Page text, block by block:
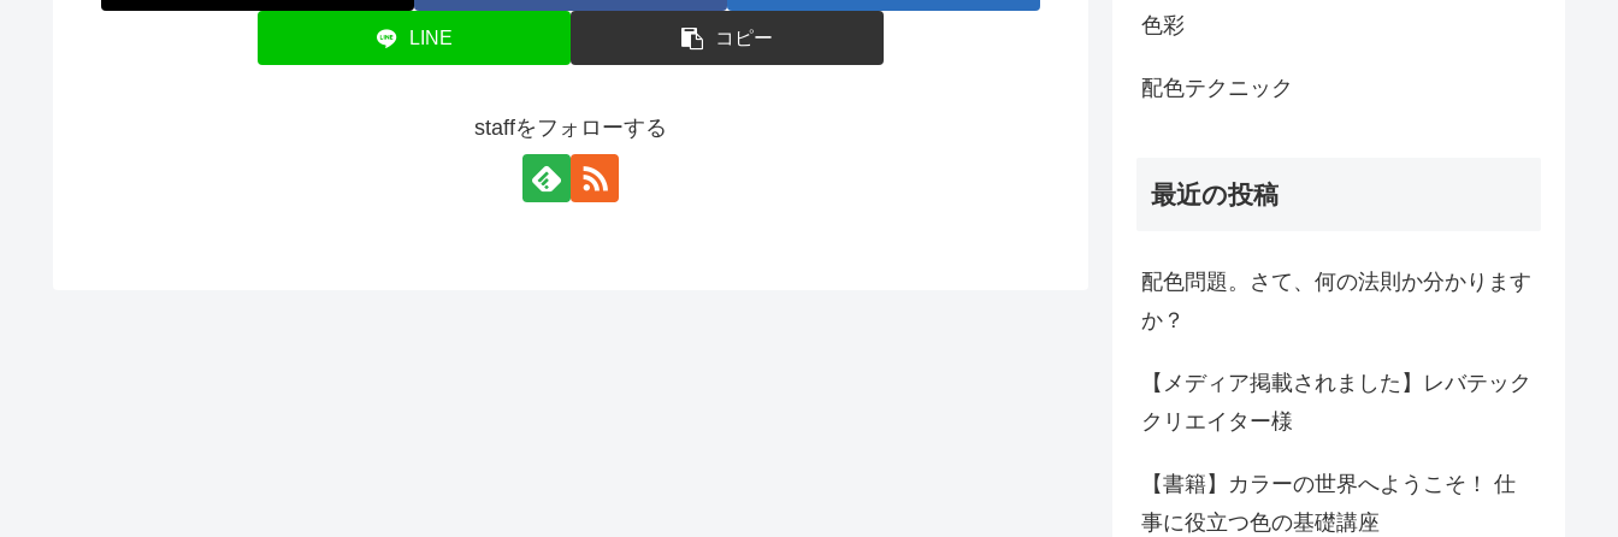
LINE コピー
staffをフォローする
色彩
配色テクニック
最近の投稿
配色問題。さて、何の法則か分かります
か？
【メディア掲載されました】レバテック
クリエイター様
【書籍】カラーの世界へようこそ！ 仕
事に役立つ色の基礎講座